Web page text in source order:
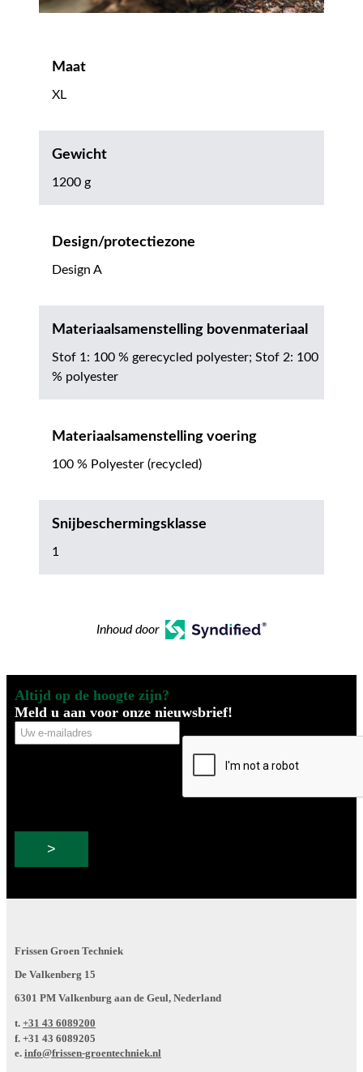
Maat
XL
Gewicht
1200 g
Design/protectiezone
Design A
Materiaalsamenstelling bovenmateriaal
Stof 1: 100 % gerecycled polyester; Stof 2: 100
% polyester
Materiaalsamenstelling voering
100 % Polyester (recycled)
Snijbeschermingsklasse
1
Inhoud door
Altijd op de hoogte zijn?
Meld u aan voor onze nieuwsbrief!
Uw
e-
Frissen Groen Techniek
De Valkenberg 15
6301 PM Valkenburg aan de Geul, Nederland
t. +31 43 6089200
f. +31 43 6089205
e. info@frissen-groentechniek.nl